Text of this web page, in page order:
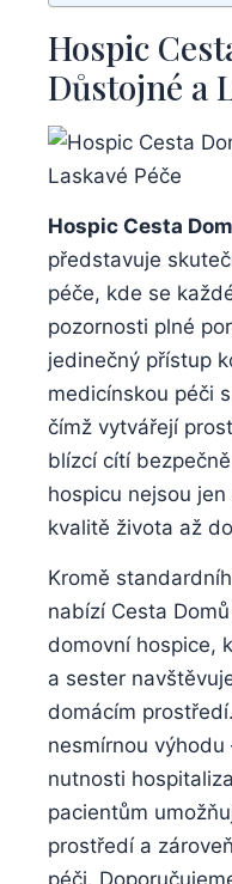
Hospic
Důstojné a
Hospic Cesta
představuje
péče, kde se
pozornosti plné
jedinečný přístup
medicínskou péči
čímž vytvářejí
blízcí cítí
hospicu nejsou
kvalitě života až
Kromě
nabízí Cesta
domovní hospice,
a sester
domácím
nesmírnou
nutnosti
pacientům
prostředí a